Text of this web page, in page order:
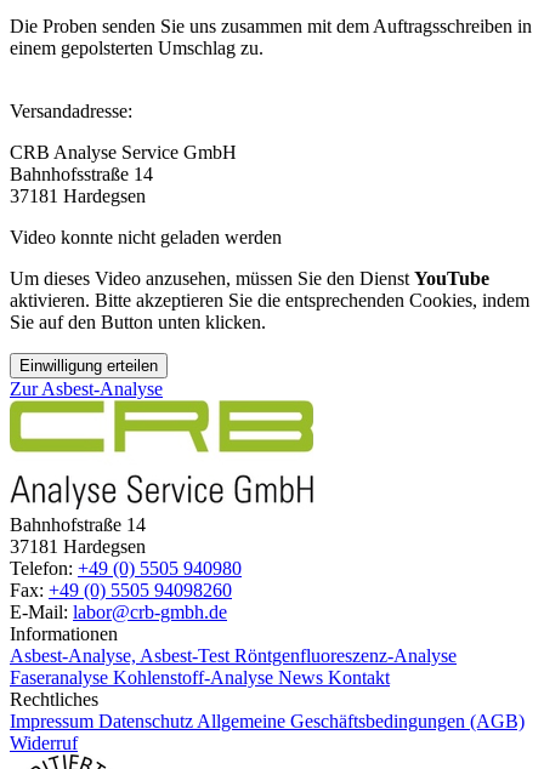
Die Proben senden Sie uns zusammen mit dem Auftragsschreiben in
einem gepolsterten Umschlag zu.
Versandadresse:
CRB Analyse Service GmbH
Bahnhofsstraße 14
37181 Hardegsen
Video konnte nicht geladen werden
Um dieses Video anzusehen, müssen Sie den Dienst YouTube
aktivieren. Bitte akzeptieren Sie die entsprechenden Cookies, indem
Sie auf den Button unten klicken.
Einwilligung erteilen
Zur Asbest-Analyse
Bahnhofstraße 14
37181 Hardegsen
Telefon: +49 (0) 5505 940980
Fax: +49 (0) 5505 94098260
E-Mail: labor@crb-gmbh.de
Informationen
Asbest-Analyse, Asbest-Test Röntgenfluoreszenz-Analyse
Faseranalyse Kohlenstoff-Analyse News Kontakt
Rechtliches
Impressum Datenschutz Allgemeine Geschäftsbedingungen (AGB)
Widerruf